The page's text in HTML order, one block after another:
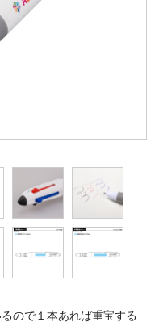
ので１本あれば重宝する